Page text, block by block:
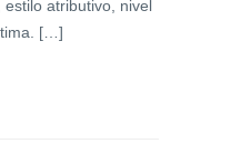
atributivo, nivel
[…]